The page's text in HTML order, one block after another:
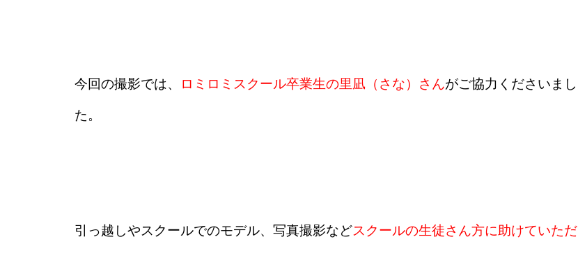
今回の撮影では、 ロミロミスクール卒業生の里凪（さな）さんがご協力くださいまし
た。
引っ越しやスクールでのモデル、写真撮影などスクールの生徒さん方に助けていただ